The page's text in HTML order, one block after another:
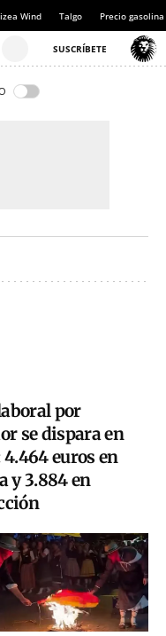
Wind Talgo Precio gasolina
por
se dispara en
euros en
y 3.884 en